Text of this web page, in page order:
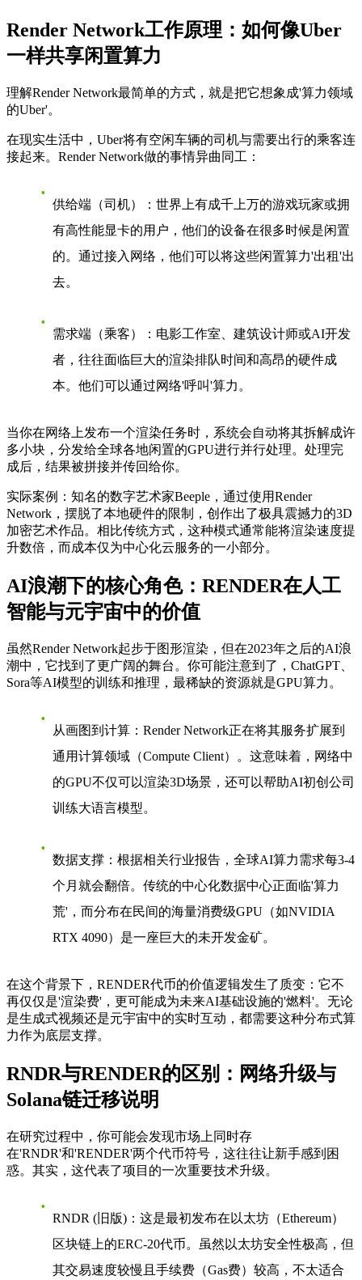
Render Network工作原理：如何像Uber
一样共享闲置算力
理解Render Network最简单的方式，就是把它想象成'算力领域
的Uber'。
在现实生活中，Uber将有空闲车辆的司机与需要出行的乘客连
接起来。Render Network做的事情异曲同工：
供给端（司机）
：世界上有成千上万的游戏玩家或拥
有高性能显卡的用户，他们的设备在很多时候是闲置
的。通过接入网络，他们可以将这些闲置算力'出租'出
去。
需求端（乘客）
：电影工作室、建筑设计师或AI开发
者，往往面临巨大的渲染排队时间和高昂的硬件成
本。他们可以通过网络'呼叫'算力。
当你在网络上发布一个渲染任务时，系统会自动将其拆解成许
多小块，分发给全球各地闲置的GPU进行并行处理。处理完
成后，结果被拼接并传回给你。
实际案例 ：知名的数字艺术家Beeple，通过使用Render
Network，摆脱了本地硬件的限制，创作出了极具震撼力的3D
加密艺术作品。相比传统方式，这种模式通常能将渲染速度提
升数倍，而成本仅为中心化云服务的一小部分。
AI浪潮下的核心角色：RENDER在人工
智能与元宇宙中的价值
虽然Render Network起步于图形渲染，但在2023年之后的AI浪
潮中，它找到了更广阔的舞台。你可能注意到了，ChatGPT、
Sora等AI模型的训练和推理，最稀缺的资源就是GPU算力。
从画图到计算 ：Render Network正在将其服务扩展到
通用计算领域（Compute Client）。这意味着，网络中
的GPU不仅可以渲染3D场景，还可以帮助AI初创公司
训练大语言模型。
数据支撑 ：根据相关行业报告，全球AI算力需求每3-4
个月就会翻倍。传统的中心化数据中心正面临'算力
荒'，而分布在民间的海量消费级GPU（如NVIDIA
RTX 4090）是一座巨大的未开发金矿。
在这个背景下，RENDER代币的价值逻辑发生了质变：它不
再仅仅是'渲染费'，更可能成为未来AI基础设施的'燃料'。无论
是生成式视频还是元宇宙中的实时互动，都需要这种分布式算
力作为底层支撑。
RNDR与RENDER的区别：网络升级与
Solana链迁移说明
在研究过程中，你可能会发现市场上同时存
在'RNDR'和'RENDER'两个代币符号，这往往让新手感到困
惑。其实，这代表了项目的一次重要技术升级。
RNDR (旧版) ：这是最初发布在以太坊（Ethereum）
区块链上的ERC-20代币。虽然以太坊安全性极高，但
其交易速度较慢且手续费（Gas费）较高，不太适合